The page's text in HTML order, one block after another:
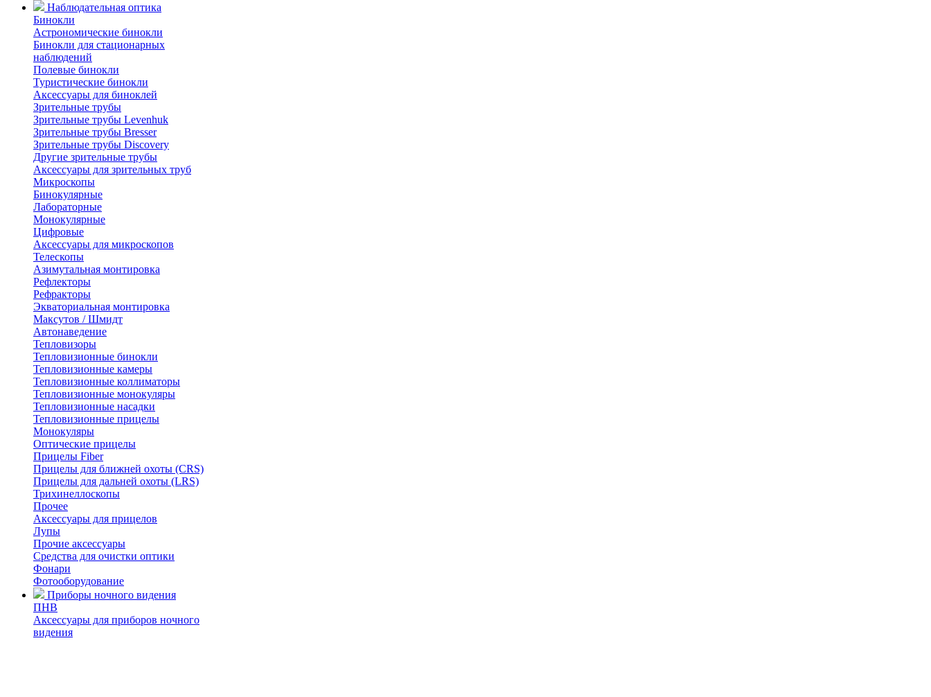
Наблюдательная оптика
Бинокли
Астрономические бинокли
Бинокли для стационарных
наблюдений
Полевые бинокли
Туристические бинокли
Аксессуары для биноклей
Зрительные трубы
Зрительные трубы Levenhuk
Зрительные трубы Bresser
Зрительные трубы Discovery
Другие зрительные трубы
Аксессуары для зрительных труб
Микроскопы
Бинокулярные
Лабораторные
Монокулярные
Цифровые
Аксессуары для микроскопов
Телескопы
Азимутальная монтировка
Рефлекторы
Рефракторы
Экваториальная монтировка
Максутов / Шмидт
Автонаведение
Тепловизоры
Тепловизионные бинокли
Тепловизионные камеры
Тепловизионные коллиматоры
Тепловизионные монокуляры
Тепловизионные насадки
Тепловизионные прицелы
Монокуляры
Оптические прицелы
Прицелы Fiber
Прицелы для ближней охоты (CRS)
Прицелы для дальней охоты (LRS)
Трихинеллоскопы
Прочее
Аксессуары для прицелов
Лупы
Прочие аксессуары
Средства для очистки оптики
Фонари
Фотооборудование
Приборы ночного видения
ПНВ
Аксессуары для приборов ночного
видения